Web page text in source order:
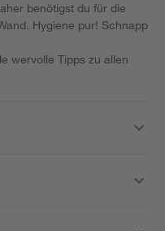
benötigst du für die
Hygiene pur! Schnapp
wervolle Tipps zu allen